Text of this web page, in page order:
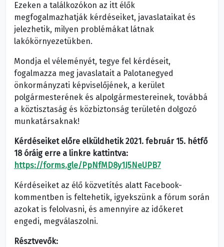
Ezeken a találkozókon az itt élők
megfogalmazhatják kérdéseiket, javaslataikat és
jelezhetik, milyen problémákat látnak
lakókörnyezetükben.
Mondja el véleményét, tegye fel kérdéseit,
fogalmazza meg javaslatait a Palotanegyed
önkormányzati képviselőjének, a kerület
polgármesterének és alpolgármestereinek, továbbá
a köztisztaság és közbiztonság területén dolgozó
munkatársaknak!
Kérdéseiket előre elküldhetik 2021. február 15. hétfő
18 óráig erre a linkre kattintva:
https://forms.gle/PpNfMD8y1J5NeUPB7
Kérdéseiket az élő közvetítés alatt Facebook-
kommentben is feltehetik, igyekszünk a fórum során
azokat is felolvasni, és amennyire az időkeret
engedi, megválaszolni.
Résztvevők: